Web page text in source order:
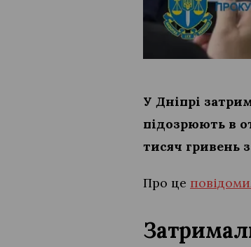
У Дніпрі
підозрюють в
тисяч гривень
Про це